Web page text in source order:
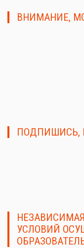
ВНИМАНИЕ,
ПОДПИШИСЬ,
УСЛОВИЙ